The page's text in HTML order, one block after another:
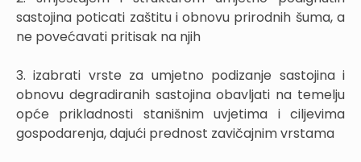
sastojina poticati zaštitu i obnovu prirodnih šuma, a
ne povećavati pritisak na njih
3. izabrati vrste za umjetno podizanje sastojina i
obnovu degradiranih sastojina obavljati na temelju
opće prikladnosti stanišnim uvjetima i ciljevima
gospodarenja, dajući prednost zavičajnim vrstama